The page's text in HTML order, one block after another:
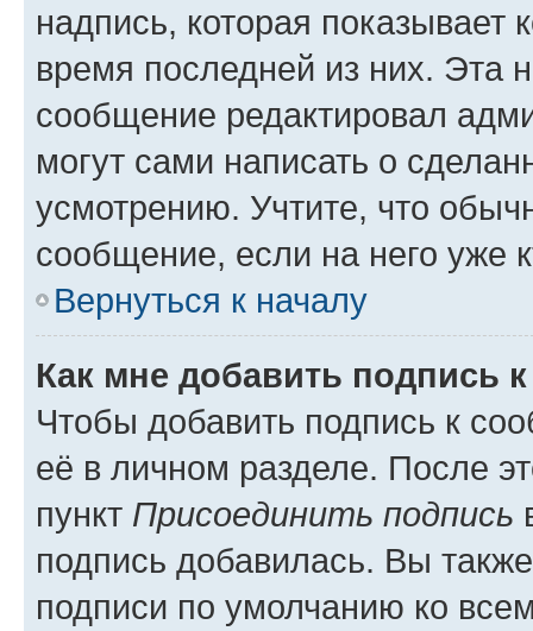
надпись, которая показывает
время последней из них. Эта
сообщение редактировал
могут сами написать о
усмотрению. Учтите, что
сообщение, если на него уже
Вернуться к началу
Как мне добавить подпись
Чтобы добавить подпись к
её в личном разделе. После
пункт Присоединить подпись
подпись добавилась. Вы
подписи по умолчанию ко